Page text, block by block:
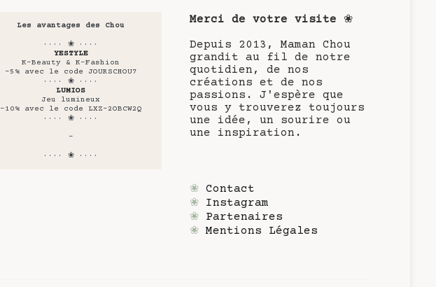
Les avantages des Chou
···· ❀ ····
YESTYLE
K-Beauty & K-Fashion
-5% avec le code JOURSCHOU7
···· ❀ ····
LUMIOS
Jeu lumineux
-10% avec le code LXZ-2OBCW2Q
···· ❀ ····
-
···· ❀ ····
Merci de votre visite ❀
Depuis 2013, Maman Chou
grandit au fil de notre
quotidien, de nos
créations et de nos
passions. J'espère que
vous y trouverez toujours
une idée, un sourire ou
une inspiration.
❀ Contact
❀ Instagram
❀ Partenaires
❀ Mentions Légales